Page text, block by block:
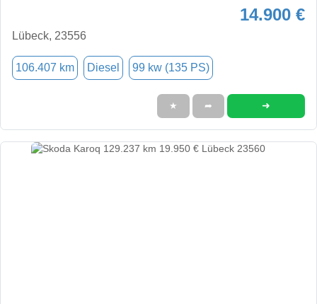
14.900 €
Lübeck, 23556
106.407 km Diesel 99 kw (135 PS)
★ ➦ ➜